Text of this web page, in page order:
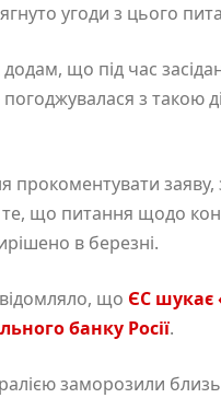
угоди з цього
що під час
з такою
прокоментувати
що питання щодо
в березні.
що ЄС шукає
банку Росії.
заморозили